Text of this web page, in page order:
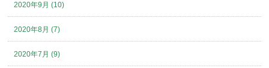
2020年9月 (10)
2020年8月 (7)
2020年7月 (9)